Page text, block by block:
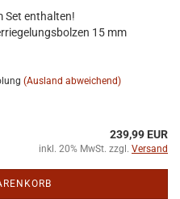
Set ent­hal­ten!
15 mm
(Ausland abweichend)
239,99 EUR
inkl. 20% MwSt. zzgl. Versand